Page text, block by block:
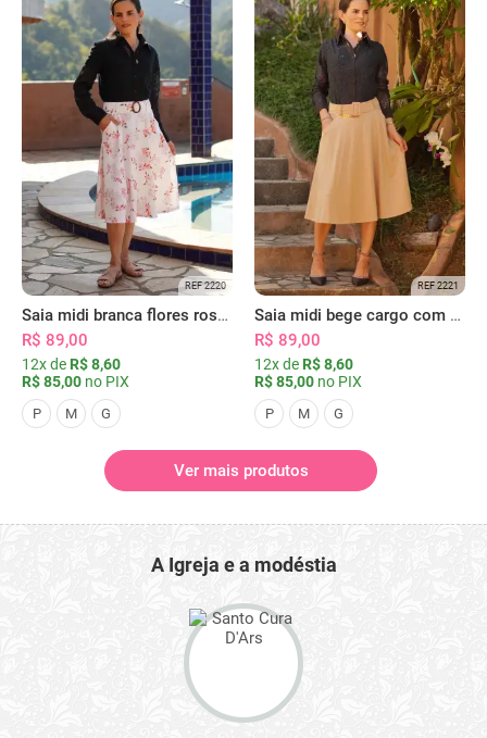
REF 2220
Saia midi branca flores rosas com bolsos
R$ 89,00
12x de R$ 8,60
R$ 85,00 no PIX
P M G
REF 2221
Saia midi bege cargo com bolsos
R$ 89,00
12x de R$ 8,60
R$ 85,00 no PIX
P M G
Ver mais produtos
A Igreja e a modéstia